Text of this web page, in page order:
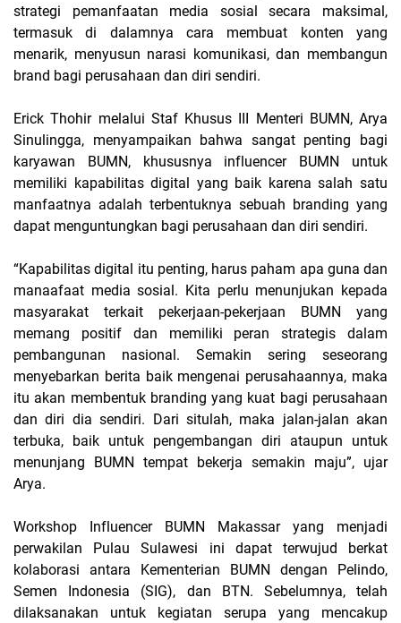
strategi pemanfaatan media sosial secara maksimal,
termasuk di dalamnya cara membuat konten yang
menarik, menyusun narasi komunikasi, dan membangun
brand bagi perusahaan dan diri sendiri.
Erick Thohir melalui Staf Khusus III Menteri BUMN, Arya
Sinulingga, menyampaikan bahwa sangat penting bagi
karyawan BUMN, khususnya influencer BUMN untuk
memiliki kapabilitas digital yang baik karena salah satu
manfaatnya adalah terbentuknya sebuah branding yang
dapat menguntungkan bagi perusahaan dan diri sendiri.
“Kapabilitas digital itu penting, harus paham apa guna dan
manaafaat media sosial. Kita perlu menunjukan kepada
masyarakat terkait pekerjaan-pekerjaan BUMN yang
memang positif dan memiliki peran strategis dalam
pembangunan nasional. Semakin sering seseorang
menyebarkan berita baik mengenai perusahaannya, maka
itu akan membentuk branding yang kuat bagi perusahaan
dan diri dia sendiri. Dari situlah, maka jalan-jalan akan
terbuka, baik untuk pengembangan diri ataupun untuk
menunjang BUMN tempat bekerja semakin maju”, ujar
Arya.
Workshop Influencer BUMN Makassar yang menjadi
perwakilan Pulau Sulawesi ini dapat terwujud berkat
kolaborasi antara Kementerian BUMN dengan Pelindo,
Semen Indonesia (SIG), dan BTN. Sebelumnya, telah
dilaksanakan untuk kegiatan serupa yang mencakup